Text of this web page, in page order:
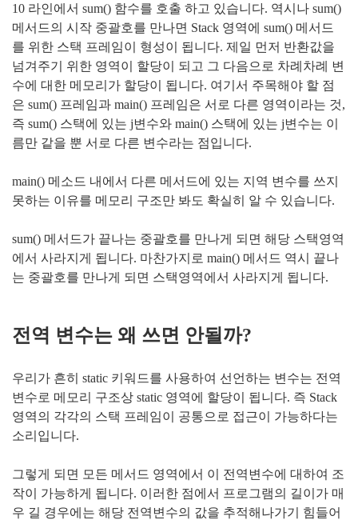
10 라인에서 sum() 함수를 호출 하고 있습니다. 역시나 sum()
메서드의 시작 중괄호를 만나면 Stack 영역에 sum() 메서드
를 위한 스택 프레임이 형성이 됩니다. 제일 먼저 반환값을
넘겨주기 위한 영역이 할당이 되고 그 다음으로 차례차례 변
수에 대한 메모리가 할당이 됩니다. 여기서 주목해야 할 점
은 sum() 프레임과 main() 프레임은 서로 다른 영역이라는 것,
즉 sum() 스택에 있는 j변수와 main() 스택에 있는 j변수는 이
름만 같을 뿐 서로 다른 변수라는 점입니다.
main() 메소드 내에서 다른 메서드에 있는 지역 변수를 쓰지
못하는 이유를 메모리 구조만 봐도 확실히 알 수 있습니다.
sum() 메서드가 끝나는 중괄호를 만나게 되면 해당 스택영역
에서 사라지게 됩니다. 마찬가지로 main() 메서드 역시 끝나
는 중괄호를 만나게 되면 스택영역에서 사라지게 됩니다.
전역 변수는 왜 쓰면 안될까?
우리가 흔히 static 키워드를 사용하여 선언하는 변수는 전역
변수로 메모리 구조상 static 영역에 할당이 됩니다. 즉 Stack
영역의 각각의 스택 프레임이 공통으로 접근이 가능하다는
소리입니다.
그렇게 되면 모든 메서드 영역에서 이 전역변수에 대하여 조
작이 가능하게 됩니다. 이러한 점에서 프로그램의 길이가 매
우 길 경우에는 해당 전역변수의 값을 추적해나가기 힘들어